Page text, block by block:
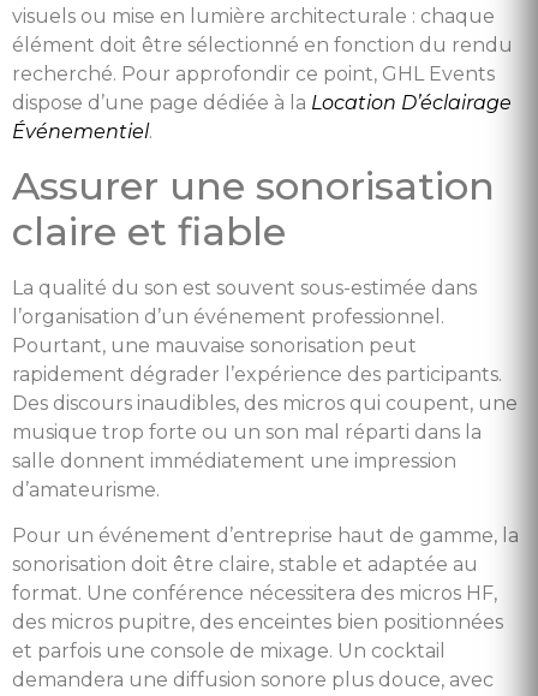
visuels ou mise en lumière architecturale : chaque
élément doit être sélectionné en fonction du rendu
recherché. Pour approfondir ce point, GHL Events
dispose d’une page dédiée à la Location D’éclairage
Événementiel.
Assurer une sonorisation
claire et fiable
La qualité du son est souvent sous-estimée dans
l’organisation d’un événement professionnel.
Pourtant, une mauvaise sonorisation peut
rapidement dégrader l’expérience des participants.
Des discours inaudibles, des micros qui coupent, une
musique trop forte ou un son mal réparti dans la
salle donnent immédiatement une impression
d’amateurisme.
Pour un événement d’entreprise haut de gamme, la
sonorisation doit être claire, stable et adaptée au
format. Une conférence nécessitera des micros HF,
des micros pupitre, des enceintes bien positionnées
et parfois une console de mixage. Un cocktail
demandera une diffusion sonore plus douce, avec